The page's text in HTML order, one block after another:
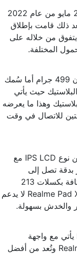
تم الإعلان عن التابلت من قبل شاومي في 25 مايو من عام 2022
ذلك قامت بإطلاق
من خلاله على
المختلفة.
أما عن وزن تابلت Realme Pad X فيأتي بوزن 499 جرام أما سُمك
من البلاستيك حيث يأتي
وهذا ما يعرضه
للاتصال في وقت
أما عن شاشة تابلت Realme Pad X فتأتي من نوع IPS LCD مع
بدقة تصل إلى
1200×2000 بكسل مع نسبة أبعاد 5:3 مع كثافة بكسلات 213
بكسل لكل إنش ولابد لك أن تعرف أن تابلت Realme Pad X لا يدعم
والخدش بسهولة.
بالإضافة إلى أن جهاز التابلت Realme Pad X يأتي مع واجهة
استخدام من شركة ريلمي من نوع Realme UI 3.0 وتُعد من أفضل